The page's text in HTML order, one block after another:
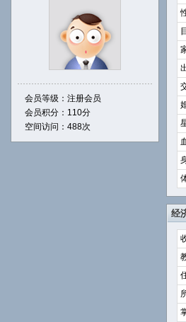
会员等级：注册会员
会员积分：110分
空间访问：488次
经